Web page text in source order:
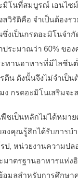
โนที่สมบูรณ์ เอนไซ
วิรัติคือ จำเป็นต้องร
ซึ่งเป็นกรดอะมิโนจ
ระมาณว่า 60% ขอ
ทานอาหารที่มีไลซีน
รตีน ดังนั้นจึงไม่จำเ
กรดอะมิโนเสริมจะ
ชเป็นหลักไม่ได้หมา
งคุณรู้สึกได้รับการบ
, หน่วยงานความปล
าตรฐานอาหารแห่ง
อมูลสำหรับการศึกษ